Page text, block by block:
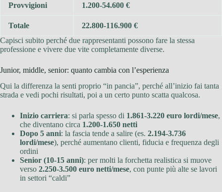
Provvigioni 1.200-54.600 €
Totale
22.800-116.900 €
Capisci subito perché due rappresentanti possono fare la stessa
professione e vivere due vite completamente diverse.
Junior, middle, senior: quanto cambia con l’esperienza
Qui la differenza la senti proprio “in pancia”, perché all’inizio fai tanta
strada e vedi pochi risultati, poi a un certo punto scatta qualcosa.
Inizio carriera: si parla spesso di 1.861-3.220 euro lordi/mese,
che diventano circa 1.200-1.650 netti
Dopo 5 anni: la fascia tende a salire (es. 2.194-3.736
lordi/mese), perché aumentano clienti, fiducia e frequenza degli
ordini
Senior (10-15 anni): per molti la forchetta realistica si muove
verso 2.250-3.500 euro netti/mese, con punte più alte se lavori
in settori “caldi”